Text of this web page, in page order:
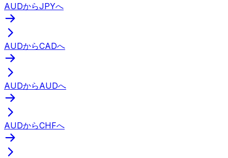
AUDからJPYへ
AUDからCADへ
AUDからAUDへ
AUDからCHFへ